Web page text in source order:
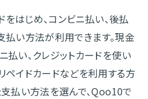
はじめ、コンビニ払い、後払
払い方法が利用できます。現金
い、クレジットカードを使い
ペイドカードなどを利用する方
払い方法を選んで、Qoo10で